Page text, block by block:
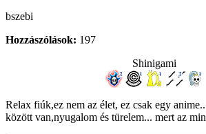
bszebi
Hozzászólások: 197
Shinigami
Relax fiúk,ez nem az élet, ez csak egy
között van,nyugalom és türelem... mert az